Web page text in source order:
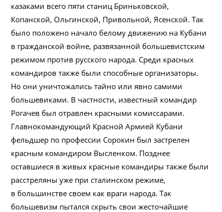
казаками всего пяти станиц Бриньковской,
Копанской, Ольгинской, Привольной, Ясенской. Так
было положено начало белому движению на Кубани
в гражданской войне, развязанной большевистским
режимом против русского народа. Среди красных
командиров также были способные организаторы.
Но они уничтожались тайно или явно самими
большевиками. В частности, известный командир
Рогачев был отравлен красными комиссарами.
Главнокомандующий Красной Армией Кубани
фельдшер по профессии Сорокин был застрелен
красным командиром Высленком. Позднее
оставшиеся в живых красные командиры также были
расстреляны уже при сталинском режиме,
в большинстве своем как враги народа. Так
большевизм пытался скрыть свои жесточайшие